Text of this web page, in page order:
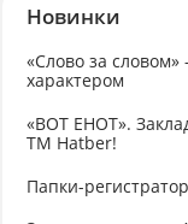
Новинки
«Слово за
характером
«ВОТ ЕНОТ».
ТМ Hatber!
Папки-